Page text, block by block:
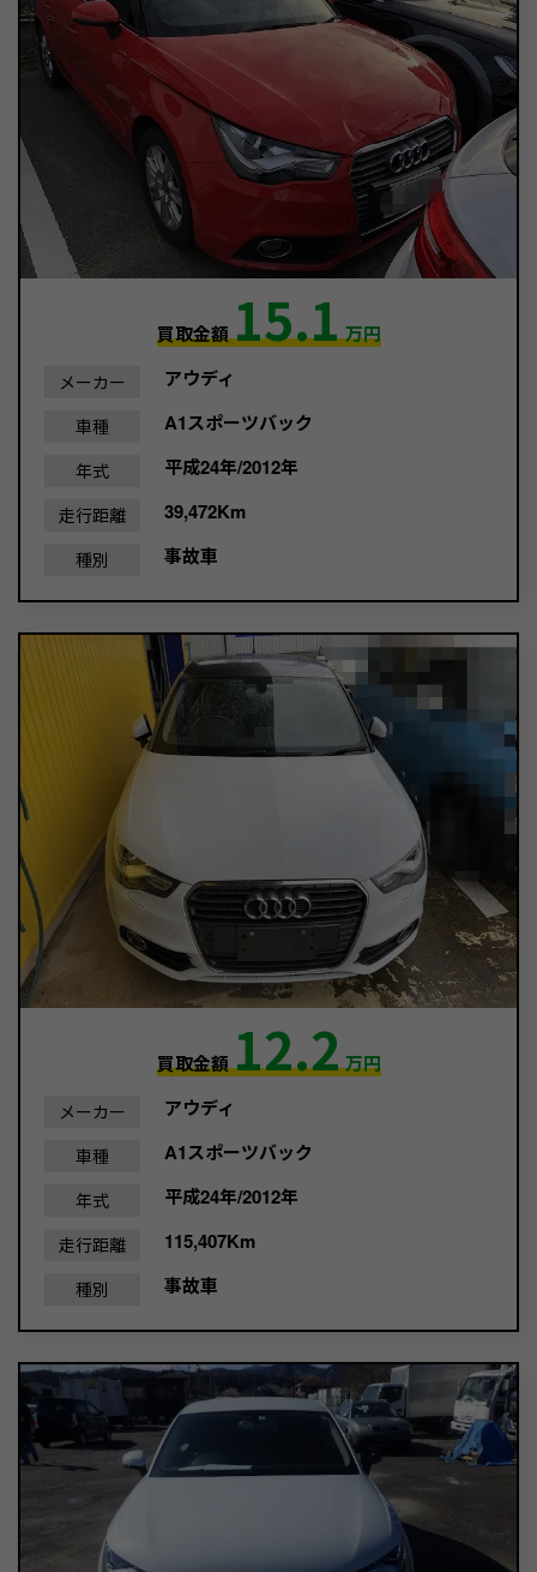
買取金額15.1万円
メーカー アウディ
車種 A1スポーツバック
年式 平成24年/2012年
走行距離 39,472Km
種別 事故車
買取金額12.2万円
メーカー アウディ
車種 A1スポーツバック
年式 平成24年/2012年
走行距離 115,407Km
種別 事故車